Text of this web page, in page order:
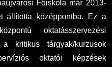
Főiskola már 2013-
állította középpontba. Ez a
oktatásszervezési
kritikus tárgyak/kurzusok
oktatói képzések